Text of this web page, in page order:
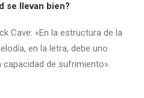
se llevan bien?
Cave: «En la estructura de la
en la letra, debe uno
de sufrimiento».